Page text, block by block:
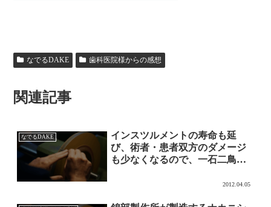
なでるDAKE 歯科医院様からの感想
関連記事
なでるDAKE
インスツルメントの寿命も延
び、術者・患者双方のダメージ
も少なくなるので、一石二鳥で
2012.04.05